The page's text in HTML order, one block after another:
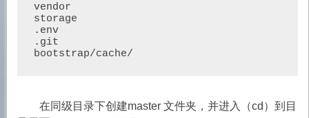
vendor
storage
.env
.git
在同级目录下创建master 文件夹，并进入（cd）到目